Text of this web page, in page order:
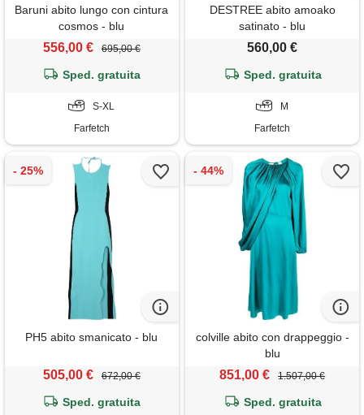
Baruni abito lungo con cintura
cosmos - blu
556,00 € 695,00 €
Sped. gratuita
S-XL
Farfetch
DESTREE abito amoako
satinato - blu
560,00 €
Sped. gratuita
M
Farfetch
PH5 abito smanicato - blu
505,00 € 672,00 €
Sped. gratuita
colville abito con drappeggio -
blu
851,00 € 1.507,00 €
Sped. gratuita